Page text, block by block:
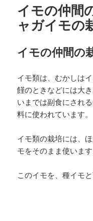
イモの仲間
ャガイモの
イモの仲間の
イモ類は、むかしは
饉のときなどには大
いまでは副食にされ
料に使われています。
イモ類の栽培には、
モをそのまま使います
このイモを、種イモと